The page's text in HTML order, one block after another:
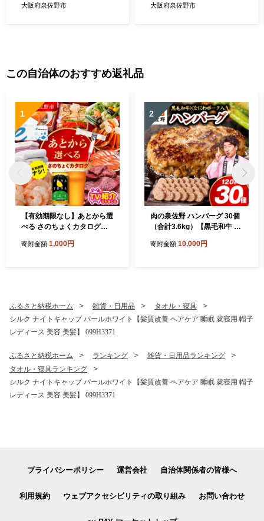
大阪府泉佐野市 大阪府泉佐野市
この自治体のおすすめ返礼品
1
【有効期限なし】あとから選
べる さのちょくカタログ
佐野市 ふるさとギフト 4000
寄附金額 1,000円
2
肉の泉佐野 ハンバーグ 30個
（合計3.6kg）【黒毛和牛 な
小分け 冷凍 ストック 人気 総
寄附金額 10,000円
ふるさと納税ホーム 雑貨・日用品
タオル・寝具
シルク ナイトキャップ パールホワイト【髪質改善 ヘアケア 睡眠 就寝用 帽子
レディース 美容 美髪】 099H3371
ふるさと納税ホーム ランキング
雑貨・日用品ランキング
タオル・寝具ランキング
シルク ナイトキャップ パールホワイト【髪質改善 ヘアケア 睡眠 就寝用 帽子
レディース 美容 美髪】 099H3371
プライバシーポリシー 運営会社 自治体関係者の皆様へ
利用規約 ウェブアクセシビリティの取り組み お問い合わせ